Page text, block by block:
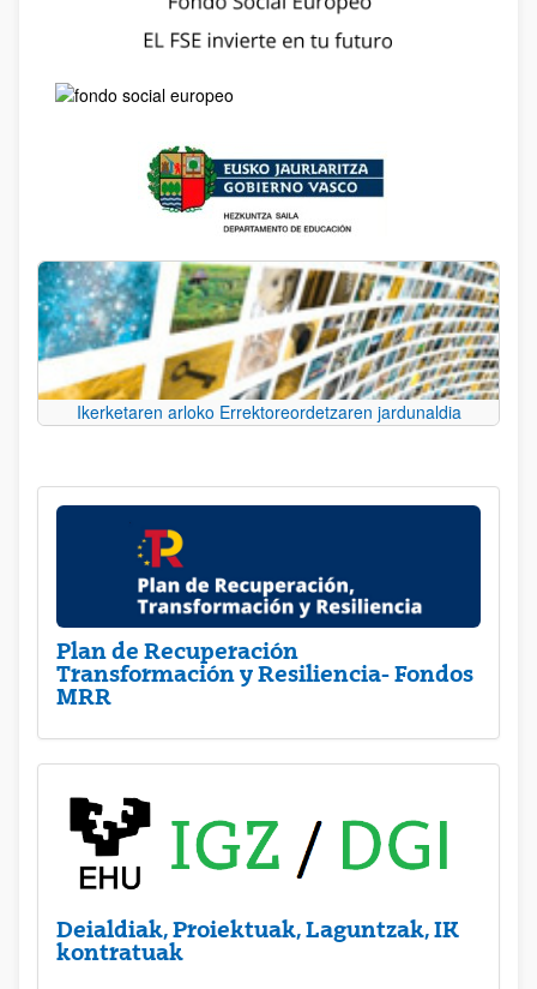
Ikerketaren arloko Errektoreordetzaren jardunaldia
Plan de Recuperación
Transformación y Resiliencia- Fondos
MRR
Deialdiak, Proiektuak, Laguntzak, IK
kontratuak